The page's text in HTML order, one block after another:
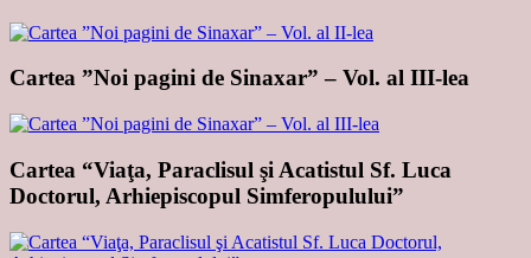
Cartea ”Noi pagini de Sinaxar” – Vol. al III-lea
Cartea “Viaţa, Paraclisul şi Acatistul Sf. Luca
Doctorul, Arhiepiscopul Simferopulului”